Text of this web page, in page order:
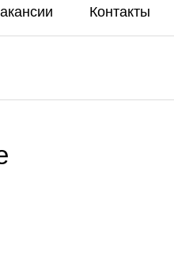
Контакты